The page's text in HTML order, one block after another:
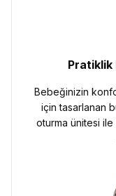
Pratiklik
Bebeğinizin
için tasarlanan
oturma ünitesi